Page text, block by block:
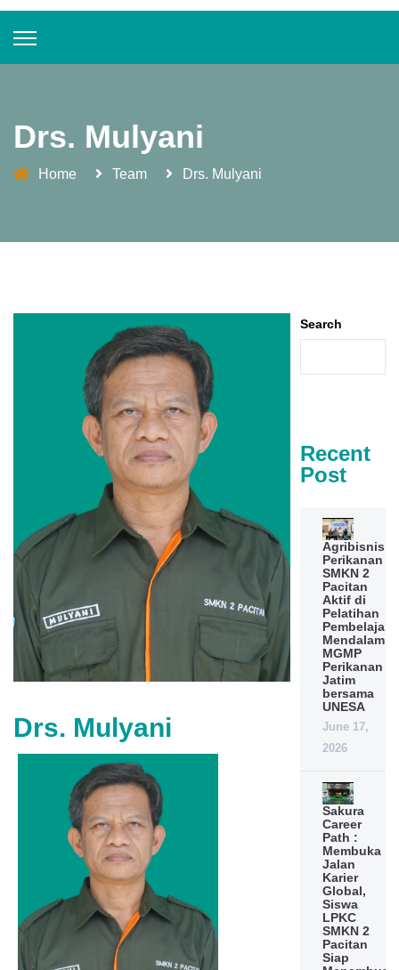
Drs. Mulyani
Home Team Drs. Mulyani
Drs. Mulyani
Search
Recent
Post
Agribisnis
Perikanan
SMKN 2
Pacitan
Aktif di
Pelatihan
Mendalam
MGMP
Perikanan
Jatim
bersama
UNESA
June 17,
2026
Sakura
Career
Path :
Membuka
Jalan
Karier
Global,
Siswa
LPKC
SMKN 2
Pacitan
Siap